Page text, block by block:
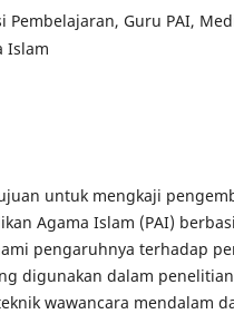
Pembelajaran, Guru PAI,
Islam
untuk mengkaji
Agama Islam (PAI)
pengaruhnya terhadap
digunakan dalam
wawancara mendalam